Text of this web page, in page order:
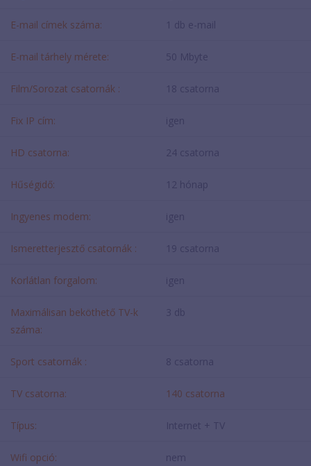
E-mail címek száma: 1 db e-mail
E-mail tárhely mérete: 50 Mbyte
Film/Sorozat csatornák : 18 csatorna
Fix IP cím: igen
HD csatorna: 24 csatorna
Hűségidő: 12 hónap
Ingyenes modem: igen
Ismeretterjesztő csatornák : 19 csatorna
Korlátlan forgalom: igen
Maximálisan beköthető TV-k
száma:
3 db
Sport csatornák : 8 csatorna
TV csatorna: 140 csatorna
Típus: Internet + TV
Wifi opció: nem